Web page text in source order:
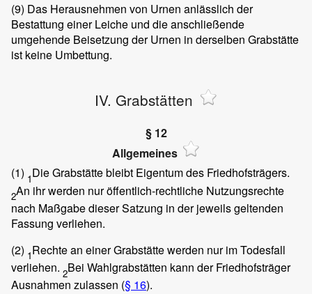
(9) Das Herausnehmen von Urnen anlässlich der
Bestattung einer Leiche und die anschließende
umgehende Beisetzung der Urnen in derselben Grabstätte
ist keine Umbettung.
IV. Grabstätten
§ 12
Allgemeines
(1) 1Die Grabstätte bleibt Eigentum des Friedhofsträgers.
2An ihr werden nur öffentlich-rechtliche Nutzungsrechte
nach Maßgabe dieser Satzung in der jeweils geltenden
Fassung verliehen.
(2) 1Rechte an einer Grabstätte werden nur im Todesfall
verliehen. 2Bei Wahlgrabstätten kann der Friedhofsträger
Ausnahmen zulassen (§ 16).